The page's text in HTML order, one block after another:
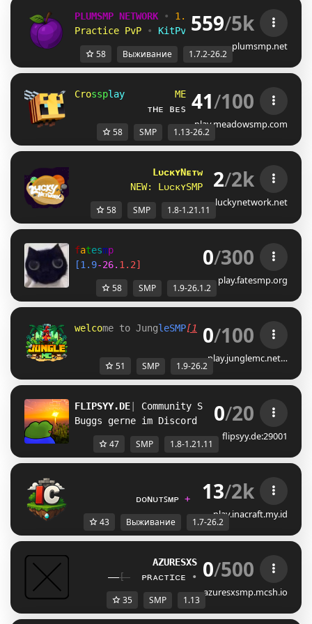
PLUMSMP NETWORK • 1.7.2 ➜ 26.2
Practice PvP
• KitPvP • Lifesteal
559/5k
plumsmp.net
58 Выживание 1.7.2-26.2
Crosspl ay ME DO W SMP
ᴛʜᴇ ʙᴇsᴛ ᴏɴᴇ-sᴛᴏᴘ sᴍᴘ
41/100
play.meadowsmp.com
58 SMP 1.13-26.2
LᴜᴄᴋʏNᴇᴛᴡᴏʀᴋ
[1.8 - 1.21.11]
NEW: L ᴜᴄᴋʏSMP (Cᴏᴘᴘᴇʀ Uᴘᴅᴀᴛᴇ)
2/2k
luckynetwork.net
58 SMP 1.8-1.21.11
fatesmp
[1 . 9-26. 1 . 2] 0/300
play.fatesmp.org
58 SMP 1.9-26.1.2
wel come to Jungl eSMP[1 9- 26. 2]
0/100
play.junglemc.net…
51 SMP 1.9-26.2
FLIPSYY.DE Community SMP | 1.8 - 1.21.11
Buggs gerne im Discord Reporten!
0/20
flipsyy.de:29001
47 SMP 1.8-1.21.11
ɪɴ ᴀᴄʀ ᴀ
ᴅᴏɴᴜᴛꜱᴍᴘ + ᴘᴀʀᴋᴏᴜʀ + ꜱᴜʀᴠɪᴠᴀʟ
13/2k
play.inacraft.my.id
43 Выживание 1.7-26.2
AZURESXSMP.ᴍᴄѕʜ.ɪᴏ
[
ᴘʀᴀᴄᴛɪᴄᴇ • ᴇᴄᴏɴᴏᴍʏ • ʟɪꜰᴇsᴛᴇᴀʟ
0/500
azuresxsmp.mcsh.io
35 SMP 1.13